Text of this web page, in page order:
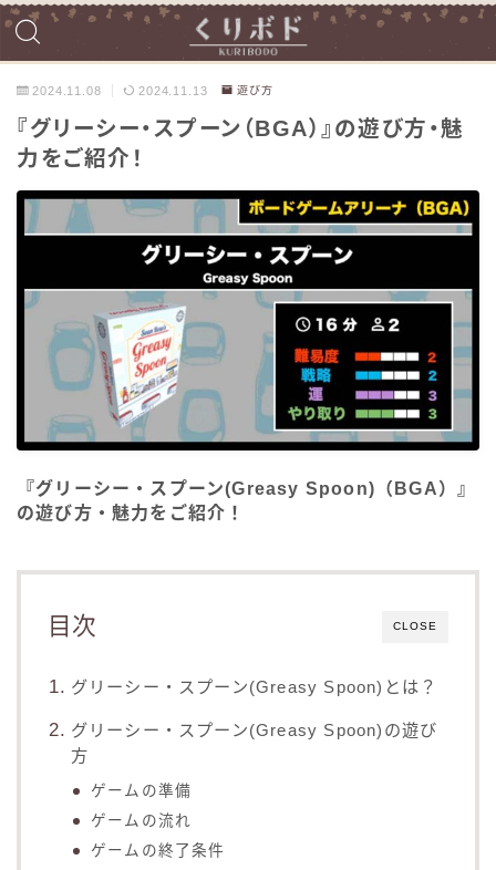
2024.11.08 2024.11.13 遊び方
『グリーシー・スプーン（BGA）』の遊び方・魅
力をご紹介！
『グリーシー・スプーン(Greasy Spoon)（BGA）』
の遊び方・魅力をご紹介！
CLOSE
目次
グリーシー・スプーン(Greasy Spoon)とは？
グリーシー・スプーン(Greasy Spoon)の遊び
方
ゲームの準備
ゲームの流れ
ゲームの終了条件